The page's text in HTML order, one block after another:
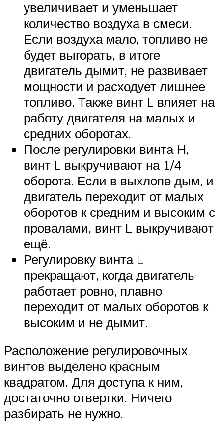
увеличивает и уменьшает
количество воздуха в смеси.
Если воздуха мало, топливо не
будет выгорать, в итоге
двигатель дымит, не развивает
мощности и расходует лишнее
топливо. Также винт L влияет на
работу двигателя на малых и
средних оборотах.
После регулировки винта H,
винт L выкручивают на 1/4
оборота. Если в выхлопе дым, и
двигатель переходит от малых
оборотов к средним и высоким с
провалами, винт L выкручивают
ещё.
Регулировку винта L
прекращают, когда двигатель
работает ровно, плавно
переходит от малых оборотов к
высоким и не дымит.
Расположение регулировочных
винтов выделено красным
квадратом. Для доступа к ним,
достаточно отвертки. Ничего
разбирать не нужно.